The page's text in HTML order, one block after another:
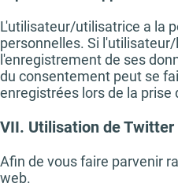
L'utilisateur/utilisatrice a la
personnelles. Si
l'enregistrement de ses
du consentement peut se
enregistrées lors de la
VII. Utilisation de
Afin de vous faire parvenir
web.